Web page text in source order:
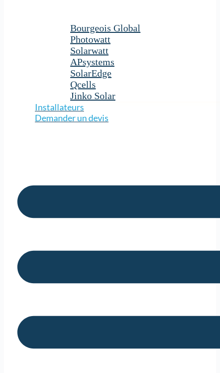
Bourgeois Global
Photowatt
Solarwatt
APsystems
SolarEdge
Qcells
Jinko Solar
Installateurs
Demander un devis